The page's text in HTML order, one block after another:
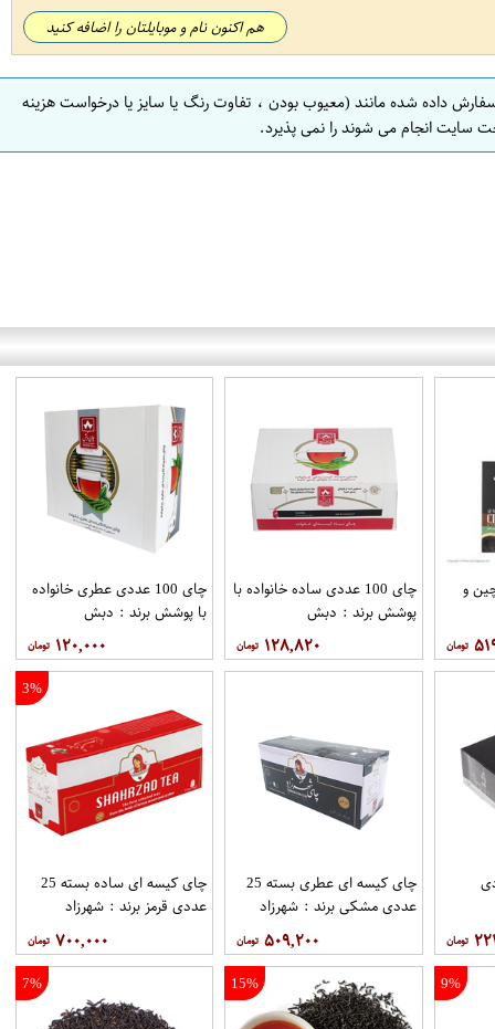
هم اکنون نام و موبایلتان را اضافه کنید
داده شده مانند (معیوب بودن ، تفاوت رنگ یا سایز یا درخواست هزینه
سایت انجام می شوند را نمی پذیرد.
و
چای 100 عددی ساده خانواده با
پوشش برند : دبش
۱۲۸,۸۲۰
چای 100 عددی عطری خانواده
با پوشش برند : دبش
۱۲۰,۰۰۰
عددی
چای کیسه ای عطری بسته 25
عددی مشکی برند : شهرزاد
۵۰۹,۲۰۰
3%
چای کیسه ای ساده بسته 25
عددی قرمز برند : شهرزاد
۷۰۰,۰۰۰
9%
15%
7%